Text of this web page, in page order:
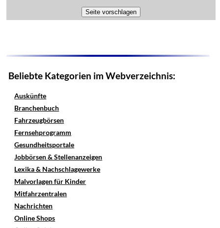
Beliebte Kategorien im Webverzeichnis:
Auskünfte
Branchenbuch
Fahrzeugbörsen
Fernsehprogramm
Gesundheitsportale
Jobbörsen & Stellenanzeigen
Lexika & Nachschlagewerke
Malvorlagen für Kinder
Mitfahrzentralen
Nachrichten
Online Shops